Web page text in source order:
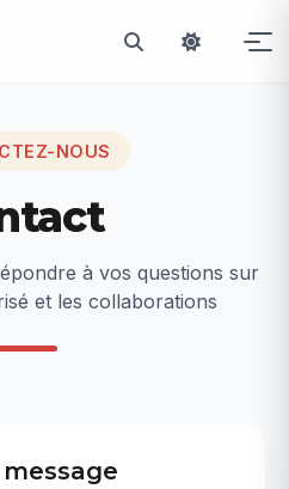
NOUS
à vos questions sur
et les collaborations